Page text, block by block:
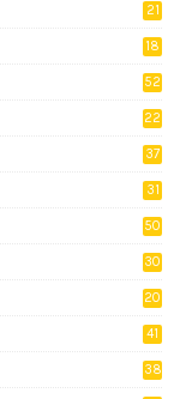
21
18
52
22
37
31
50
30
20
41
38